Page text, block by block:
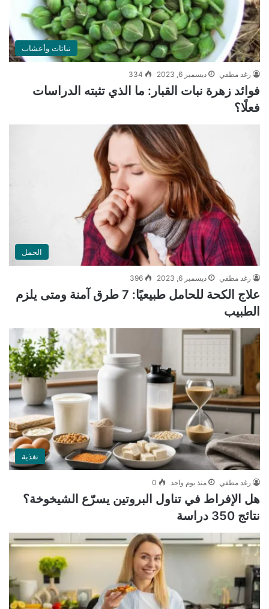
نباتات وأعشاب
رغد مطفي ديسمبر 6, 2023 334
فوائد زهرة نبات القبار: ما الذي تثبته الدراسات
فعلًا؟
الحمل
رغد مطفي ديسمبر 6, 2023 396
علاج الكحة للحامل طبيعيًا: 7 طرق آمنة ومتى يلزم
الطبيب
تغذية
رغد مطفي منذ يوم واحد 0
هل الإفراط في تناول البروتين يسرّع الشيخوخة؟
نتائج 350 دراسة